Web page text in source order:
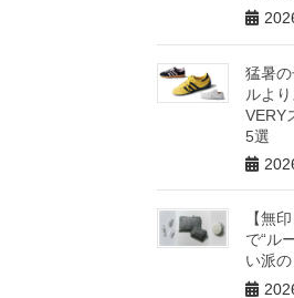
猛暑
ルよ
VERY
5選
【無
で“ル
い派